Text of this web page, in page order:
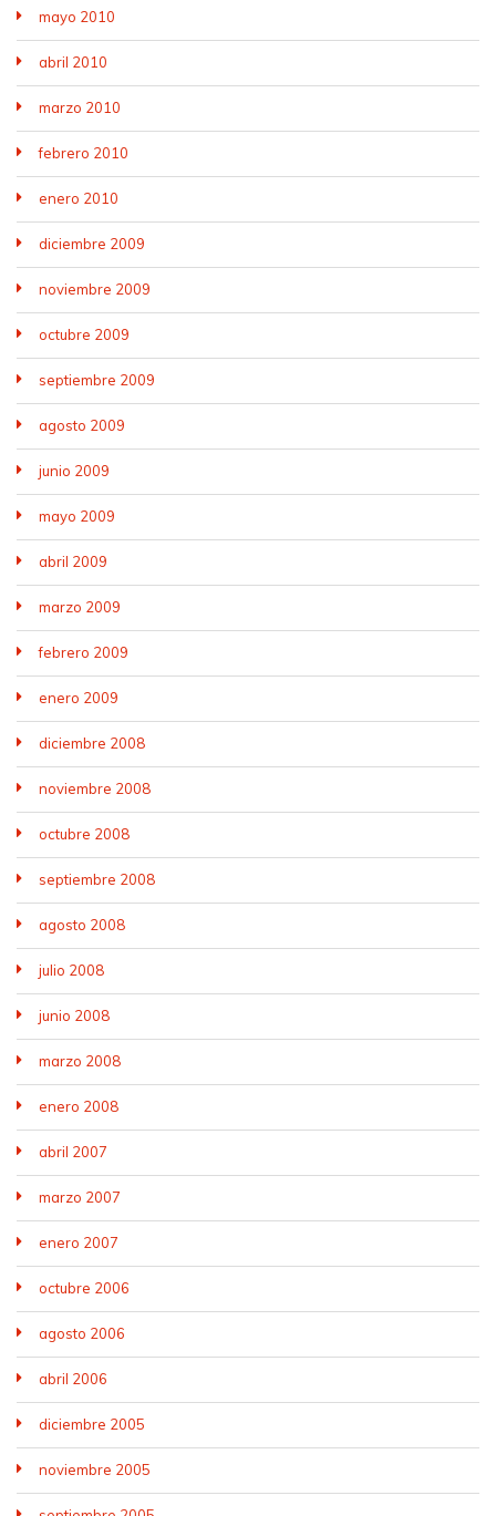
mayo 2010
abril 2010
marzo 2010
febrero 2010
enero 2010
diciembre 2009
noviembre 2009
octubre 2009
septiembre 2009
agosto 2009
junio 2009
mayo 2009
abril 2009
marzo 2009
febrero 2009
enero 2009
diciembre 2008
noviembre 2008
octubre 2008
septiembre 2008
agosto 2008
julio 2008
junio 2008
marzo 2008
enero 2008
abril 2007
marzo 2007
enero 2007
octubre 2006
agosto 2006
abril 2006
diciembre 2005
noviembre 2005